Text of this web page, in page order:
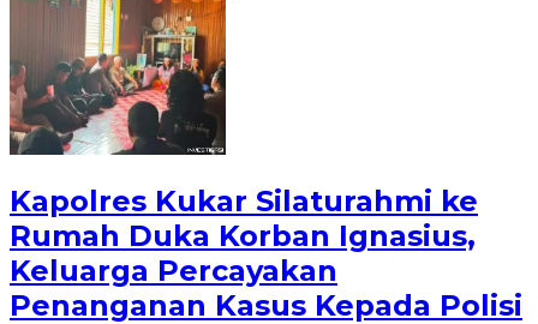
Kapolres Kukar Silaturahmi ke
Rumah Duka Korban Ignasius,
Keluarga Percayakan
Penanganan Kasus Kepada Polisi